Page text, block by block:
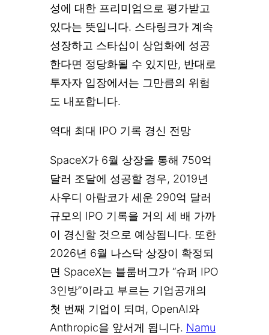
성에 대한 프리미엄으로 평가받고
있다는 뜻입니다. 스타링크가 계속
성장하고 스타십이 상업화에 성공
한다면 정당화될 수 있지만, 반대로
투자자 입장에서는 그만큼의 위험
도 내포합니다.
역대 최대 IPO 기록 경신 전망
SpaceX가 6월 상장을 통해 750억
달러 조달에 성공할 경우, 2019년
사우디 아람코가 세운 290억 달러
규모의 IPO 기록을 거의 세 배 가까
이 경신할 것으로 예상됩니다. 또한
2026년 6월 나스닥 상장이 확정되
면 SpaceX는 블룸버그가 “슈퍼 IPO
3인방”이라고 부르는 기업공개의
첫 번째 기업이 되며, OpenAI와
Anthropic을 앞서게 됩니다. Namu